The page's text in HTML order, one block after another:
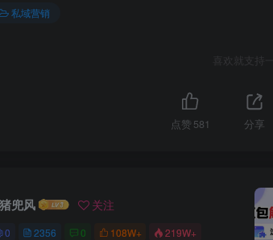
私域营销
喜欢就支持
点赞 581 分享
兜风 关注
0 2356 0 108W+ 219W+